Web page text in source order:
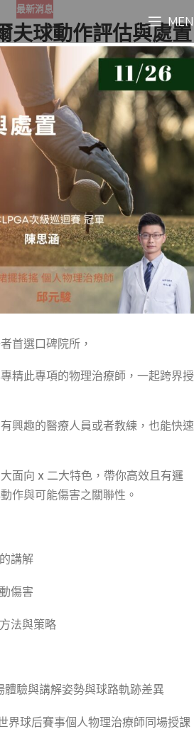
最新消息
夫球動作評估與處置
首選口碑院所，
精此專項的物理治療師，一起跨界授
興趣的醫療人員或者教練，也能快速
面向 x 二大特色，帶你高效且有邏
作與可能傷害之關聯性。
講解
傷害
法與策略
體驗與講解姿勢與球路軌跡差異
界球后賽事個人物理治療師同場授課